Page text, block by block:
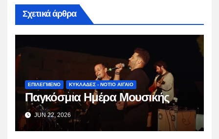
Σχετικά άρθρα
ΕΠΙΛΕΓΜΕΝΟ ΚΥΚΛΑΔΕΣ - ΝΟΤΙΟ ΑΙΓΑΙΟ
Παγκόσμια Ημέρα Μουσικής
JUN 22, 2026